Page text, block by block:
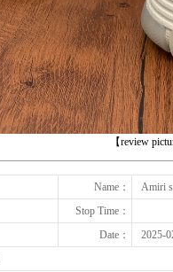
【review
下一张
Name：
Amiri
Stop Time：
Date：
2025-